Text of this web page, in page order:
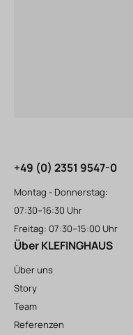
+49 (0) 2351 9547-0
Montag - Donnerstag:
07:30–16:30 Uhr
Freitag: 07:30–15:00 Uhr
Über KLEFINGHAUS
Über uns
Story
Team
Referenzen